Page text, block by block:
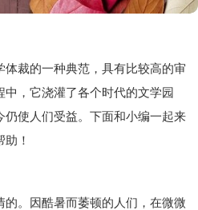
体裁的一种典范，具有比较高的审
，它浇灌了各个时代的文学园
仍使人们受益。下面和小编一起来
！
的。因酷暑而萎顿的人们，在微微